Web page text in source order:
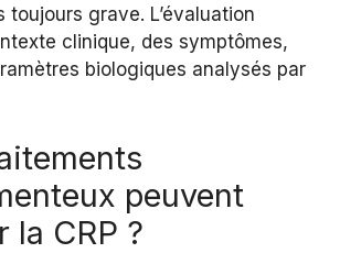
toujours grave. L’évaluation
clinique, des symptômes,
biologiques analysés par
peuvent
la CRP ?